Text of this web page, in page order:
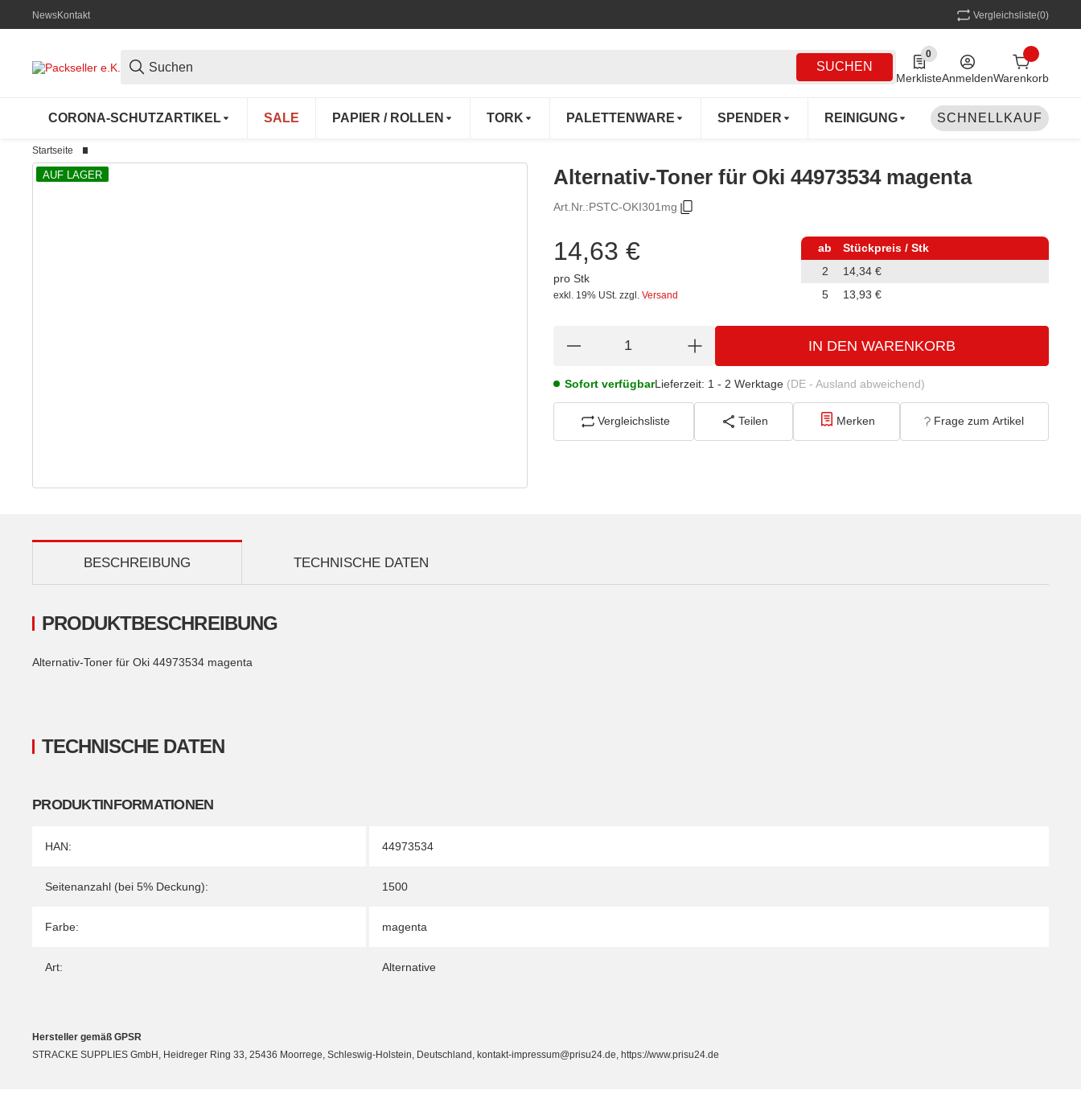
NewsKontakt Vergleichsliste(0)
SUCHEN
0
0 Produkte in der Liste
MerklisteAnmeldenWarenkorb
CORONA-SCHUTZARTIKEL SALE PAPIER / ROLLEN TORK PALETTENWARE SPENDER REINIGUNG MEHRWEG
SCHNELLKAUF
Startseite
AUF LAGER Alternativ-Toner für Oki 44973534 magenta
Art.Nr.:PSTC-OKI301mg
14,63 €
pro Stk
exkl. 19% USt. zzgl. Versand
ab
Stückpreis / Stk
2
14,34 €
5
13,93 €
IN DEN WARENKORB
Sofort verfügbarLieferzeit: 1 - 2 Werktage (DE - Ausland abweichend)
Vergleichsliste Teilen Merken Frage zum Artikel
TECHNISCHE DATEN
BESCHREIBUNG
TECHNISCHE DATEN
PRODUKTINFORMATIONEN
Produkteigenschaft
Wert
HAN: 44973534
Seitenanzahl (bei 5% Deckung): 1500
Farbe: magenta
Art: Alternative
PRODUKTBESCHREIBUNG
Alternativ-Toner für Oki 44973534 magenta
Hersteller gemäß GPSR
STRACKE SUPPLIES GmbH, Heidreger Ring 33, 25436 Moorrege, Schleswig-Holstein, Deutschland, kontakt-impressum@prisu24.de, https://www.prisu24.de